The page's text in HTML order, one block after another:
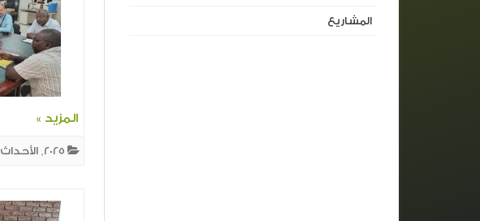
المزيد »
2025
,الأحداث
المشاريع